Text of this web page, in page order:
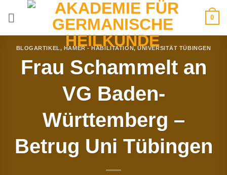
0
BLOGARTIKEL, HAMER - HABILITATION,UNIVERSITÄT TÜBINGEN
Frau Schammelt an
VG Baden-
Württemberg –
Betrug Uni Tübingen